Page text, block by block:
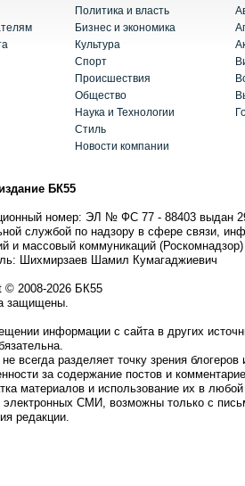
Политика и власть
Бизнес и экономика
Культура
Спорт
Происшествия
Общество
Наука и Технологии
Стиль
Новости компании
БК55
номер: ЭЛ № ФС 77 - 88403 выдан
службой по надзору в сфере связи,
и массовый коммуникаций (Роскомнадзор)
Шихмирзаев Шамил Кумагаджиевич
© 2008-2026 БК55
защищены.
информации с сайта в других
всегда разделяет точку зрения блогеров
за содержание постов и
материалов и использование их в
электронных СМИ, возможны только с
редакции.